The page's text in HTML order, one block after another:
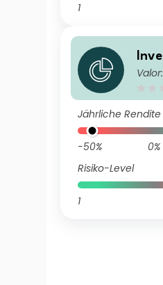
1
Jährliche Rendite
-50% 0%
Risiko-Level
1